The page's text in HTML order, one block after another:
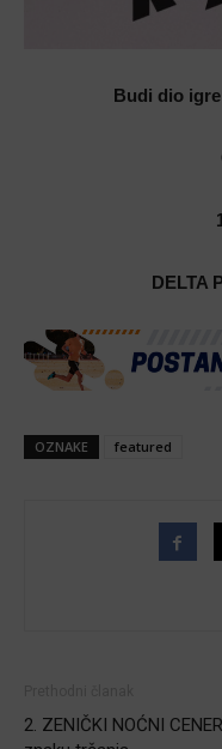
Budi dio
DELTA
OZNAKE featured
2. ZENIČKI NOĆNI